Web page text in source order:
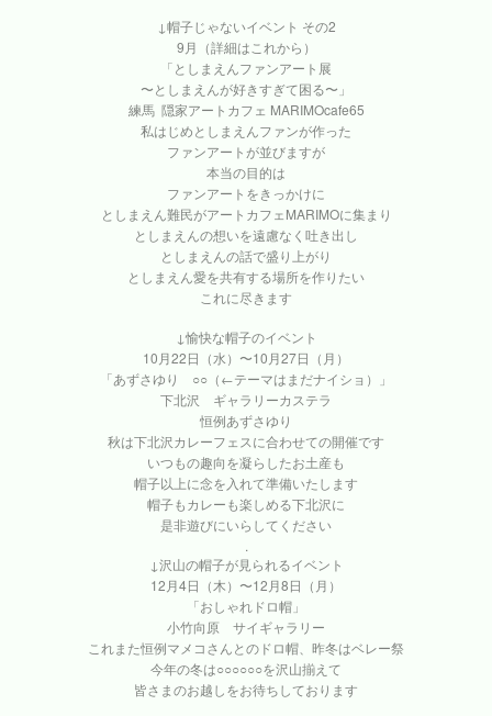
↓帽子じゃないイベント その2
9月（詳細はこれから）
「としまえんファンアート展
〜としまえんが好きすぎて困る〜」
練馬 隠家アートカフェ MARIMOcafe65
私はじめとしまえんファンが作った
ファンアートが並びますが
本当の目的は
ファンアートをきっかけに
としまえん難民がアートカフェMARIMOに集まり
としまえんの想いを遠慮なく吐き出し
としまえんの話で盛り上がり
としまえん愛を共有する場所を作りたい
これに尽きます
↓愉快な帽子のイベント
10月22日（水）〜10月27日（月）
「あずさゆり ○○（←テーマはまだナイショ）」
下北沢 ギャラリーカステラ
恒例あずさゆり
秋は下北沢カレーフェスに合わせての開催です
いつもの趣向を凝らしたお土産も
帽子以上に念を入れて準備いたします
帽子もカレーも楽しめる下北沢に
是非遊びにいらしてください
.
↓沢山の帽子が見られるイベント
12月4日（木）〜12月8日（月）
「おしゃれドロ帽」
小竹向原 サイギャラリー
これまた恒例マメコさんとのドロ帽、昨冬はベレー祭
今年の冬は○○○○○○を沢山揃えて
皆さまのお越しをお待ちしております